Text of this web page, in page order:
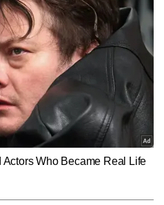
के क्षेत्र में 10 साल का अनुभव है। इन्होंने अपने
में फील्ड रिपोर्टिंग से की थी। मोहित ने
प्लेटफॉर्म पर काम किया है। देश-विदेश,
विषयों में गहरी रुचि रखने वाले मोहित ने ज्योतिष
है। मोहित के आलेख लाइफस्टाइल, हेल्थ, न्यूज, धर्म,
शोध और प्रामाणिकता पर आधारित होते हैं और इन
आर्टिकल लिख चुके हैं।
और पढ़ें
daily Newsletter!